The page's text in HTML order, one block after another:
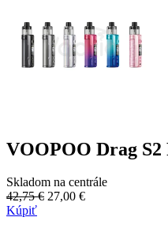
VOOPOO Drag
Skladom na centrále
42,75 € 27,00 €
Kúpiť